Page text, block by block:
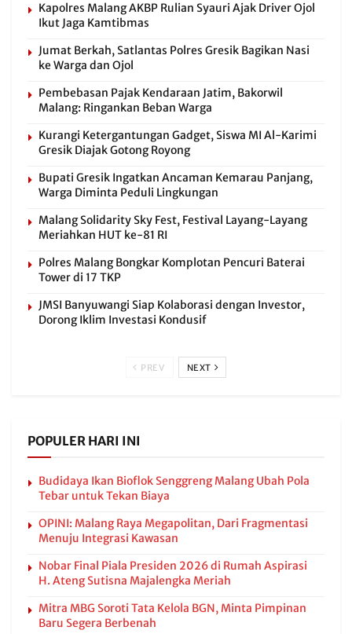
Kapolres Malang AKBP Rulian Syauri Ajak Driver Ojol
Ikut Jaga Kamtibmas
Jumat Berkah, Satlantas Polres Gresik Bagikan Nasi
ke Warga dan Ojol
Pembebasan Pajak Kendaraan Jatim, Bakorwil
Malang: Ringankan Beban Warga
Kurangi Ketergantungan Gadget, Siswa MI Al-Karimi
Gresik Diajak Gotong Royong
Bupati Gresik Ingatkan Ancaman Kemarau Panjang,
Warga Diminta Peduli Lingkungan
Malang Solidarity Sky Fest, Festival Layang-Layang
Meriahkan HUT ke-81 RI
Polres Malang Bongkar Komplotan Pencuri Baterai
Tower di 17 TKP
JMSI Banyuwangi Siap Kolaborasi dengan Investor,
Dorong Iklim Investasi Kondusif
PREV NEXT
POPULER HARI INI
Budidaya Ikan Bioflok Senggreng Malang Ubah Pola
Tebar untuk Tekan Biaya
OPINI: Malang Raya Megapolitan, Dari Fragmentasi
Menuju Integrasi Kawasan
Nobar Final Piala Presiden 2026 di Rumah Aspirasi
H. Ateng Sutisna Majalengka Meriah
Mitra MBG Soroti Tata Kelola BGN, Minta Pimpinan
Baru Segera Berbenah